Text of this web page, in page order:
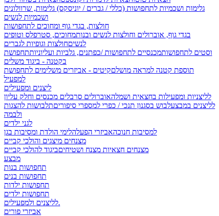
גלימות ושכמיות לתחפושות (כללי / גברים / יוניסקס) גלימות, שרוולונים
ושכמיות לנשים
חולצות, בגדי גוף ומחוכים לתחפושות
בגדי גוף, אוברולים וחולצות לנשים ובנותמחוכים, סטרפלס וטופים
לנשיםחולצות וגופיות לגברים
וסטים לתחפושותמכנסיים לתחפושות /כפתנים, גלביות ועליוניותתחפושת
בקטנה - ביגוד משלים
תוספת קטנה למראה מושלםקיטים - אביזרים משלימים לתחפושת
למפעיל
ליצנים ומפעילים
לליצניות ומפעילות בחצאית ושמלהאוברולים סרבלים מכנסים וחלק עליון
לליצנים במבצעלבוש בסגנון תנכי / כפרי למספרי סיפוריםתלבושות להצגות
ולבמה
לגני ילדים
למסיבות חנוכהאביזרי הפעלהלימי הולדת ומסיבות בגן
מצנחים מיצגים והולכי קביים
מצנחים חצאיות מצנח ושטיחיםביגוד להולכי קביים
מבצע
תחפושות בנות
תחפושות בנים
תחפושות ילדות
תחפושות ילדים
לליצנים ולמפעילים.
אביזרי פורים